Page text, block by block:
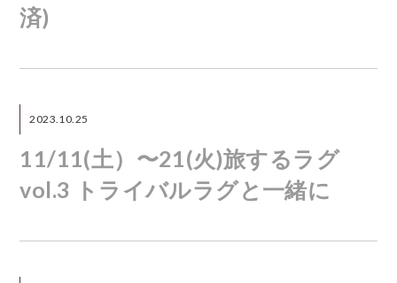
済)
2023.10.25
11/11(土）〜21(火)旅するラグ
vol.3 トライバルラグと一緒に